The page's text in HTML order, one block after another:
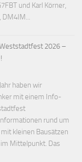
und Karl Körner,
2026 –
haben wir
mit einem Info-
rund um
kleinen Bausätzen
Mittelpunkt. Das